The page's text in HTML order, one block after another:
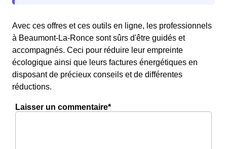
Avec ces offres et ces outils en ligne, les professionnels
à Beaumont-La-Ronce sont sûrs d'être guidés et
accompagnés. Ceci pour réduire leur empreinte
écologique ainsi que leurs factures énergétiques en
disposant de précieux conseils et de différentes
réductions.
Laisser un commentaire*